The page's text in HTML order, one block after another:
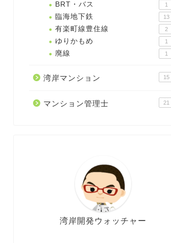
BRT・バス 1
臨海地下鉄 13
有楽町線豊住線 2
ゆりかもめ 1
廃線 1
湾岸マンション 15
マンション管理士 21
湾岸開発ウォッチャー